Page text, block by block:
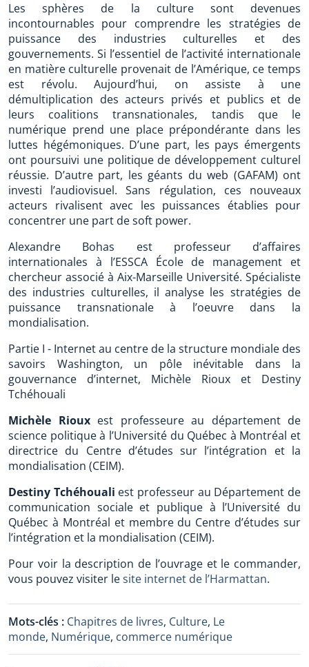
Les sphères de la culture sont devenues
incontournables pour comprendre les stratégies de
puissance des industries culturelles et des
gouvernements. Si l’essentiel de l’activité internationale
en matière culturelle provenait de l’Amérique, ce temps
est révolu. Aujourd’hui, on assiste à une
démultiplication des acteurs privés et publics et de
leurs coalitions transnationales, tandis que le
numérique prend une place prépondérante dans les
luttes hégémoniques. D’une part, les pays émergents
ont poursuivi une politique de développement culturel
réussie. D’autre part, les géants du web (GAFAM) ont
investi l’audiovisuel. Sans régulation, ces nouveaux
acteurs rivalisent avec les puissances établies pour
concentrer une part de soft power.
Alexandre Bohas est professeur d’affaires
internationales à l’ESSCA École de management et
chercheur associé à Aix-Marseille Université. Spécialiste
des industries culturelles, il analyse les stratégies de
puissance transnationale à l’oeuvre dans la
mondialisation.
Partie I - Internet au centre de la structure mondiale des
savoirs Washington, un pôle inévitable dans la
gouvernance d’internet, Michèle Rioux et Destiny
Tchéhouali
Michèle Riouxest professeure au département de
science politique à l’Université du Québec à Montréal et
directrice du Centre d’études sur l’intégration et la
mondialisation (CEIM).
Destiny Tchéhouali est professeur au Département de
communication sociale et publique à l’Université du
Québec à Montréal et membre du Centre d’études sur
l’intégration et la mondialisation (CEIM).
Pour voir la description de l’ouvrage et le commander,
vous pouvez visiter lesite internet de l’Harmattan.
Mots-clés : Chapitres de livres, Culture, Le
monde, Numérique, commerce numérique